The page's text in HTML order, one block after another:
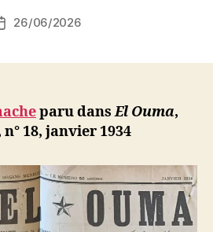
Auteur
de
N
26/06/2026
paru dansEl Ouma,
18, janvier 1934